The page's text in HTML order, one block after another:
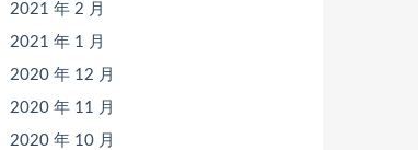
2021 年 2 月
2021 年 1 月
2020 年 12 月
2020 年 11 月
2020 年 10 月